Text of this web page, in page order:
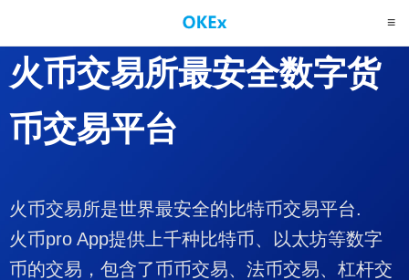
火币交易所最安全数字货
币交易平台
火币交易所是世界最安全的比特币交易平台.
火币pro App提供上千种比特币、以太坊等数字
币的交易，包含了币币交易、法币交易、杠杆交